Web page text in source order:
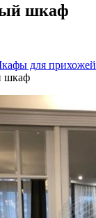
шкаф
для прихожей
шкаф